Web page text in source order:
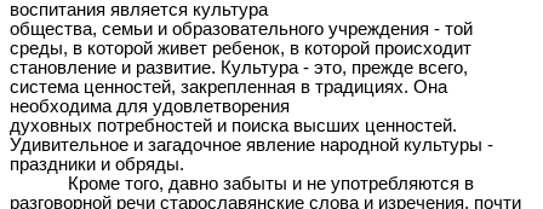
воспитания является культура
общества, семьи и образовательного учреждения - той
среды, в которой живет ребенок, в которой происходит
становление и развитие. Культура - это, прежде всего,
система ценностей, закрепленная в традициях. Она
необходима для удовлетворения
духовных потребностей и поиска высших ценностей.
Удивительное и загадочное явление народной культуры -
праздники и обряды.
Кроме того, давно забыты и не употребляются в
разговорной речи старославянские слова и изречения, почти